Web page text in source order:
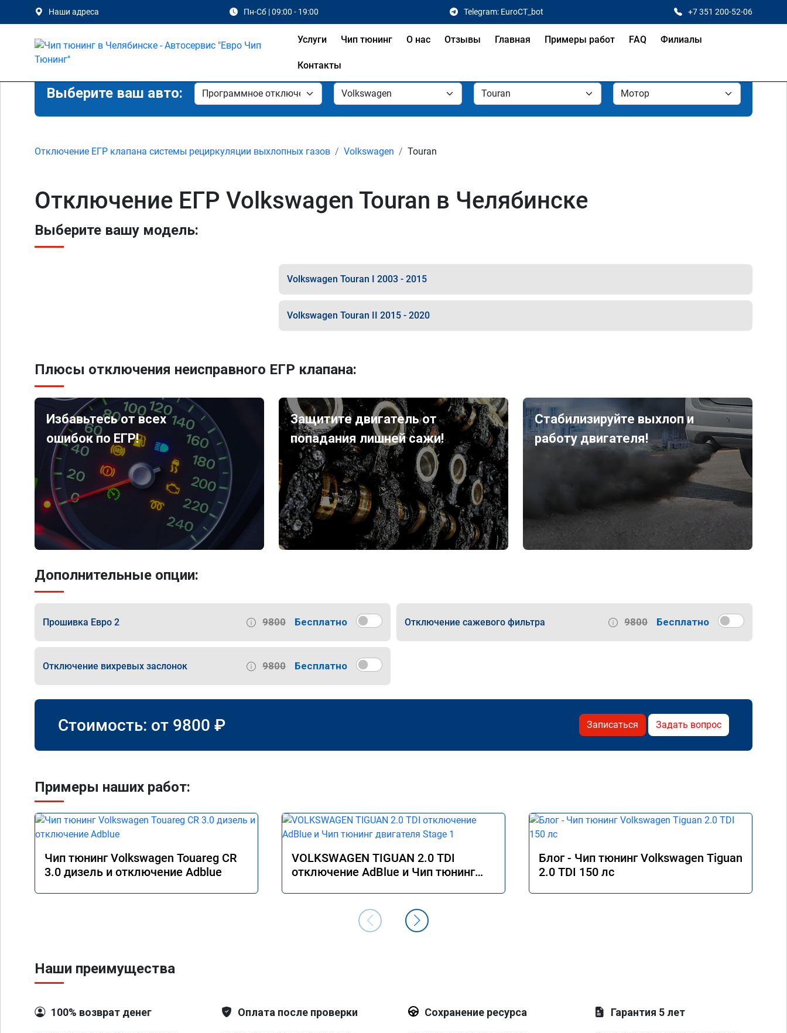
Наши адреса Пн-Сб | 09:00 - 19:00 Telegram: EuroCT_bot +7 351 200-52-06
Услуги Чип тюнинг О нас Отзывы Главная Примеры работ FAQ Филиалы
Контакты
Выберите ваш авто:
Отключение ЕГР клапана системы рециркуляции выхлопных газов Volkswagen Touran
Отключение ЕГР Volkswagen Touran в Челябинске
Выберите вашу модель:
Volkswagen Touran I 2003 - 2015
Volkswagen Touran II 2015 - 2020
Плюсы отключения неисправного ЕГР клапана:
Избавьтесь от всех
ошибок по ЕГР!
Защитите двигатель от
попадания лишней сажи!
Стабилизируйте выхлоп и
работу двигателя!
Дополнительные опции:
Прошивка Евро 2 9800 Бесплатно Отключение сажевого фильтра 9800 Бесплатно
Отключение вихревых заслонок 9800 Бесплатно
Стоимость: от 9800 ₽ Записаться Задать вопрос
Примеры наших работ:
Чип тюнинг Volkswagen Touareg CR
3.0 дизель и отключение Adblue
VOLKSWAGEN TIGUAN 2.0 TDI
отключение AdBlue и Чип тюнинг
Блог - Чип тюнинг Volkswagen Tiguan
2.0 TDI 150 лс
Наши преимущества
100% возврат денег Оплата после проверки Сохранение ресурса Гарантия 5 лет